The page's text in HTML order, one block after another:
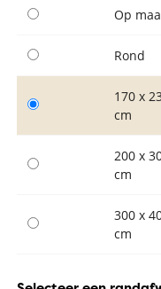
Op
Rond
170 x
cm
200 x
cm
300 x
cm